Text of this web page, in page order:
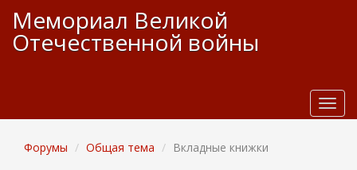
к
Мемориал Великой
Отечественной войны
T
o
Форумы Общая тема Вкладные книжки